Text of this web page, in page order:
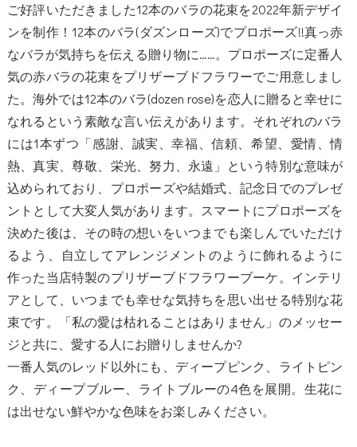
ご好評いただきました12本のバラの花束を2022年新デザイ
ンを制作！12本のバラ(ダズンローズ)でプロポーズ!!真っ赤
なバラが気持ちを伝える贈り物に……。プロポーズに定番人
気の赤バラの花束をプリザーブドフラワーでご用意しまし
た。海外では12本のバラ(dozen rose)を恋人に贈ると幸せに
なれるという素敵な言い伝えがあります。それぞれのバラ
には1本ずつ「感謝、誠実、幸福、信頼、希望、愛情、情
熱、真実、尊敬、栄光、努力、永遠」という特別な意味が
込められており、プロポーズや結婚式、記念日でのプレゼ
ントとして大変人気があります。スマートにプロポーズを
決めた後は、その時の想いをいつまでも楽しんでいただけ
るよう、自立してアレンジメントのように飾れるように
作った当店特製のプリザーブドフラワーブーケ。インテリ
アとして、いつまでも幸せな気持ちを思い出せる特別な花
束です。「私の愛は枯れることはありません」のメッセー
ジと共に、愛する人にお贈りしませんか?
一番人気のレッド以外にも、ディープピンク、ライトピン
ク、ディープブルー、ライトブルーの4色を展開。生花に
は出せない鮮やかな色味をお楽しみください。